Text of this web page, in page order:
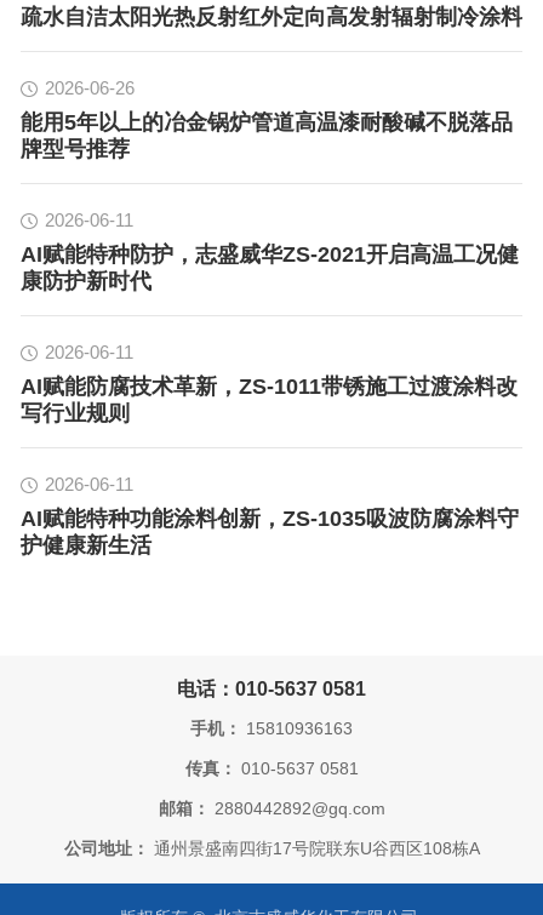
疏水自洁太阳光热反射红外定向高发射辐射制冷涂料
2026-06-26
能用5年以上的冶金锅炉管道高温漆耐酸碱不脱落品
牌型号推荐
2026-06-11
AI赋能特种防护，志盛威华ZS-2021开启高温工况健
康防护新时代
2026-06-11
AI赋能防腐技术革新，ZS-1011带锈施工过渡涂料改
写行业规则
2026-06-11
AI赋能特种功能涂料创新，ZS-1035吸波防腐涂料守
护健康新生活
电话：010-5637 0581
手机： 15810936163
传真： 010-5637 0581
邮箱： 2880442892@gq.com
公司地址： 通州景盛南四街17号院联东U谷西区108栋A